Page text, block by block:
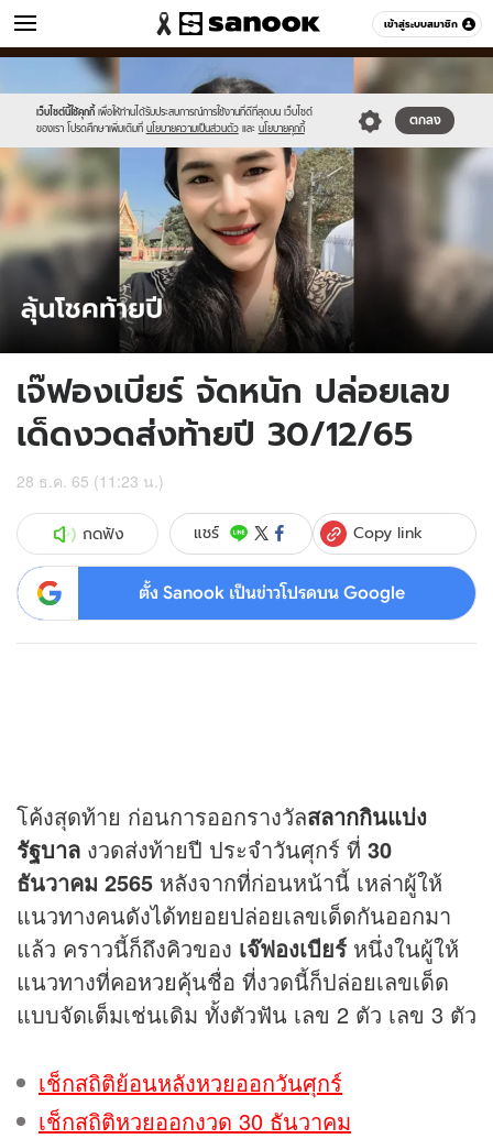
เข้าสู่ระบบสมาชิก
ข่าว หมวดอื่นๆ
เว็บไซต์นี้ใช้คุกกี้ เพื่อให้ท่านได้รับประสบการณ์การใช้งานที่ดีที่สุดบน เว็บไซต์
ของเรา โปรดศึกษาเพิ่มเติมที่ นโยบายความเป็นส่วนตัว และ นโยบายคุกกี้
ตกลง
//s.isanook.com/sr/0/images/logo-
new-
sanook.png
//s.isanook.com/ns/0/ud/1741/8707062/tagline-
template-
2022-
28.jpg
เจ๊ฟองเบียร์ จัดหนัก ปล่อยเลข
เด็ดงวดส่งท้ายปี 30/12/65
28 ธ.ค. 65 (11:23 น.)
กดฟัง แชร์ Copy link
ตั้ง Sanook เป็นข่าวโปรดบน Google
โค้งสุดท้าย ก่อนการออกรางวัลสลากกินแบ่ง
รัฐบาล งวดส่งท้ายปี ประจำวันศุกร์ ที่ 30
ธันวาคม 2565 หลังจากที่ก่อนหน้านี้ เหล่าผู้ให้
แนวทางคนดังได้ทยอยปล่อยเลขเด็ดกันออกมา
แล้ว คราวนี้ก็ถึงคิวของ เจ๊ฟองเบียร์ หนึ่งในผู้ให้
แนวทางที่คอหวยคุ้นชื่อ ที่งวดนี้ก็ปล่อยเลขเด็ด
แบบจัดเต็มเช่นเดิม ทั้งตัวฟัน เลข 2 ตัว เลข 3 ตัว
เช็กสถิติย้อนหลังหวยออกวันศุกร์
เช็กสถิติหวยออกงวด 30 ธันวาคม